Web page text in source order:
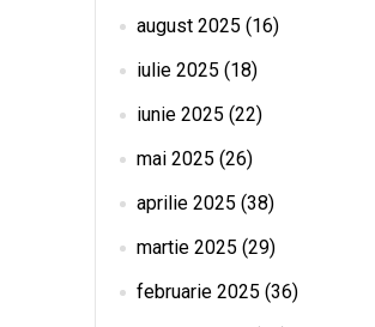
august 2025 (16)
iulie 2025 (18)
iunie 2025 (22)
mai 2025 (26)
aprilie 2025 (38)
martie 2025 (29)
februarie 2025 (36)